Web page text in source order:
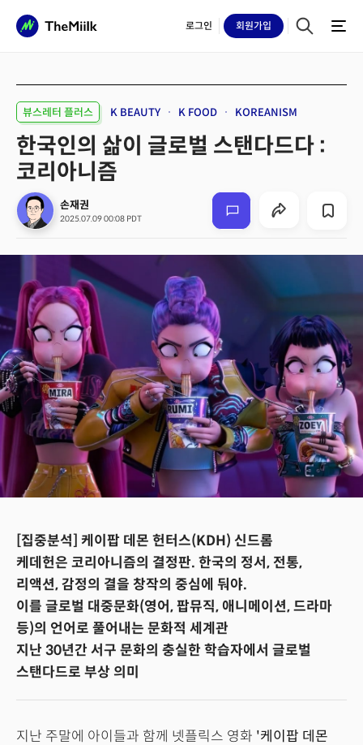
로그인 회원가입
뷰스레터 플러스 K BEAUTY K FOOD KOREANISM
한국인의 삶이 글로벌 스탠다드다 :
코리아니즘
손재권
2025.07.09 00:08 PDT
[집중분석] 케이팝 데몬 헌터스(KDH) 신드롬
케데헌은 코리아니즘의 결정판. 한국의 정서, 전통,
리액션, 감정의 결을 창작의 중심에 둬야.
이를 글로벌 대중문화(영어, 팝뮤직, 애니메이션, 드라마
등)의 언어로 풀어내는 문화적 세계관
지난 30년간 서구 문화의 충실한 학습자에서 글로벌
스탠다드로 부상 의미
지난 주말에 아이들과 함께 넷플릭스 영화 '케이팝 데몬